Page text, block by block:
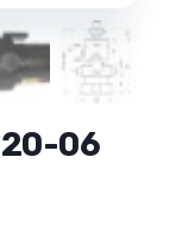
06